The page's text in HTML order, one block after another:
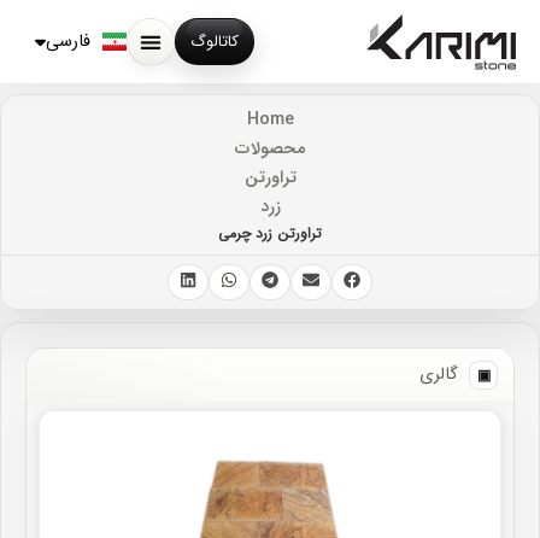
فارسی
Русский
کاتالوگ
Home
محصولات
تراورتن
زرد
تراورتن زرد چرمی
گالری